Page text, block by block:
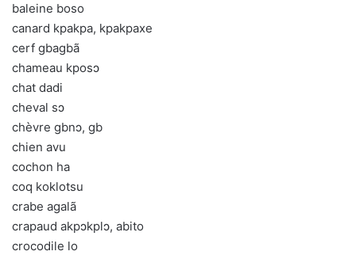
baleine boso
canard kpakpa, kpakpaxe
cerf gbagbã
chameau kposɔ
chat dadi
cheval sɔ
chèvre gbnɔ, gb
chien avu
cochon ha
coq koklotsu
crabe agalã
crapaud akpɔkplɔ, abito
crocodile lo